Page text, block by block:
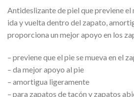
Antideslizante de piel que previene
ida y vuelta dentro del zapato,
proporciona un mejor apoyo en los
– previene que el pie se mueva en el
– da mejor apoyo al pie
– amortigua ligeramente
– para zapatos de tacón y zapatos